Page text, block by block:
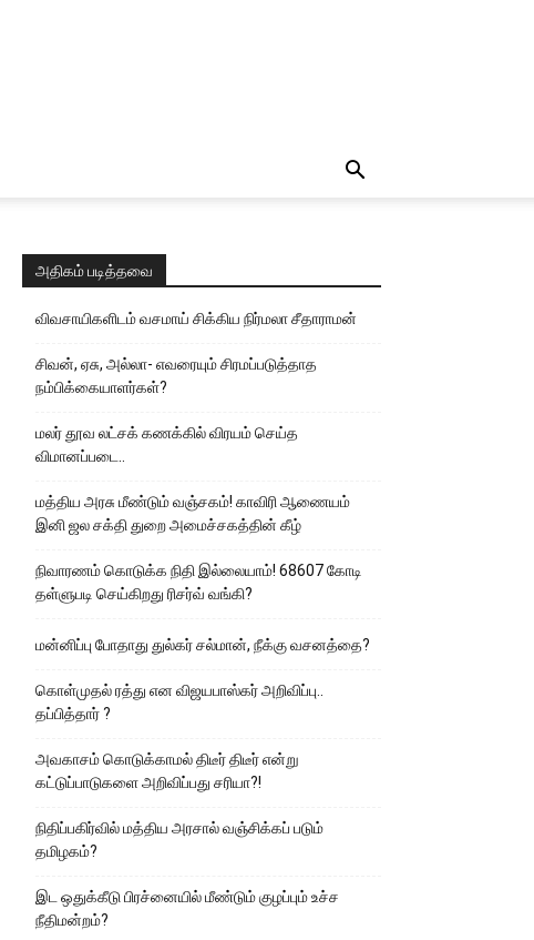
அதிகம் படித்தவை
விவசாயிகளிடம் வசமாய் சிக்கிய நிர்மலா சீதாராமன்
சிவன், ஏசு, அல்லா- எவரையும் சிரமப்படுத்தாத
நம்பிக்கையாளர்கள்?
மலர் தூவ லட்சக் கணக்கில் விரயம் செய்த
விமானப்படை..
மத்திய அரசு மீண்டும் வஞ்சகம்! காவிரி ஆணையம்
இனி ஜல சக்தி துறை அமைச்சகத்தின் கீழ்
நிவாரணம் கொடுக்க நிதி இல்லையாம்! 68607 கோடி
தள்ளுபடி செய்கிறது ரிசர்வ் வங்கி?
மன்னிப்பு போதாது துல்கர் சல்மான், நீக்கு வசனத்தை?
கொள்முதல் ரத்து என விஜயபாஸ்கர் அறிவிப்பு..
தப்பித்தார் ?
அவகாசம் கொடுக்காமல் திடீர் திடீர் என்று
கட்டுப்பாடுகளை அறிவிப்பது சரியா?!
நிதிப்பகிர்வில் மத்திய அரசால் வஞ்சிக்கப் படும்
தமிழகம்?
இட ஒதுக்கீடு பிரச்னையில் மீண்டும் குழப்பும் உச்ச
நீதிமன்றம்?